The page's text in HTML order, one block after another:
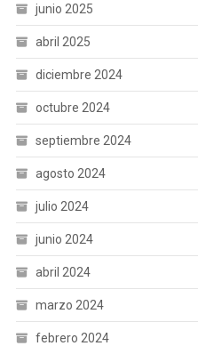
junio 2025
abril 2025
diciembre 2024
octubre 2024
septiembre 2024
agosto 2024
julio 2024
junio 2024
abril 2024
marzo 2024
febrero 2024